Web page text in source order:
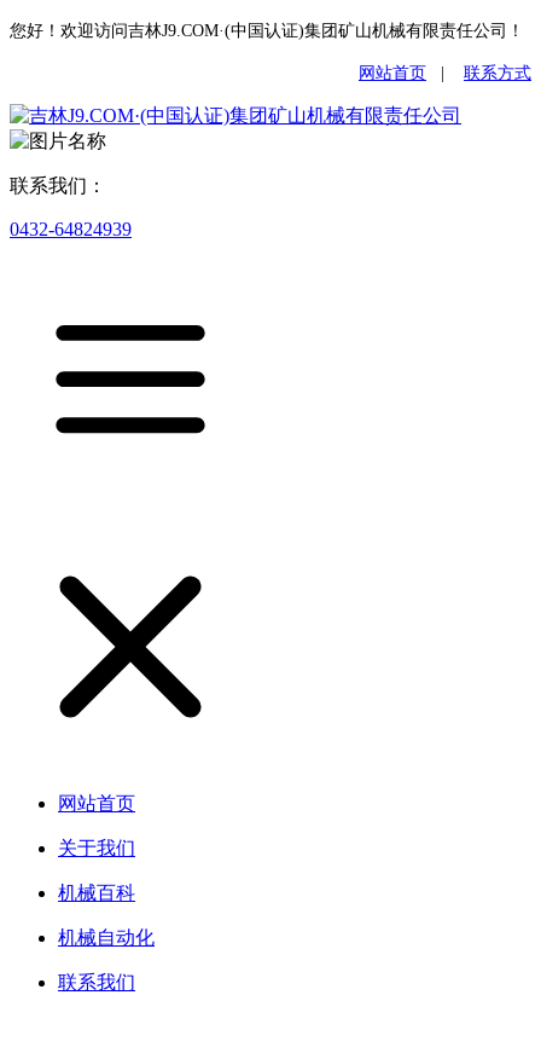
您好！欢迎访问吉林J9.COM·(中国认证)集团矿山机械有限责任公司！
网站首页 联系方式
联系我们：
0432-64824939
网站首页
关于我们
机械百科
机械自动化
联系我们